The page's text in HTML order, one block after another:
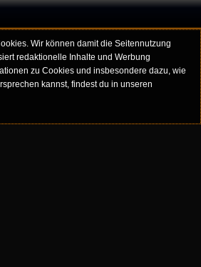
Wir können damit die Seitennutzung
redaktionelle Inhalte und Werbung
zu Cookies und insbesondere dazu, wie
kannst, findest du in unseren